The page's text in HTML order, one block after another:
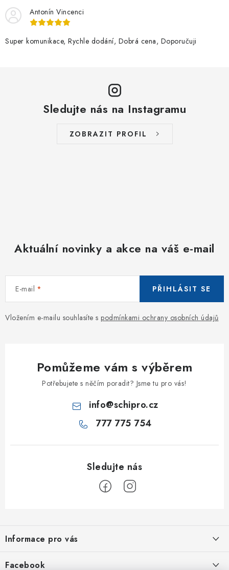
Antonín Vincenci
Super komunikace, Rychle dodání, Dobrá cena, Doporučuji
Sledujte nás na Instagramu
ZOBRAZIT PROFIL
Aktuální novinky a akce na váš e-mail
E-mail
Vložením e-mailu souhlasíte s podmínkami ochrany osobních údajů
PŘIHLÁSIT SE
Pomůžeme vám s výběrem
Potřebujete s něčím poradit? Jsme tu pro vás!
info@schipro.cz
777 775 754
p
a
Informace pro vás
Jak nakupovat
Facebook